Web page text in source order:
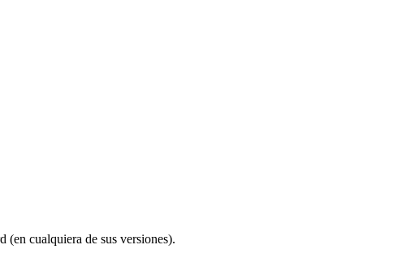
(en cualquiera de sus versiones).